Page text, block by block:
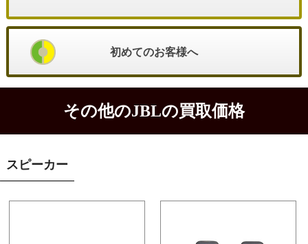
初めてのお客様へ
その他のJBLの買取価格
スピーカー